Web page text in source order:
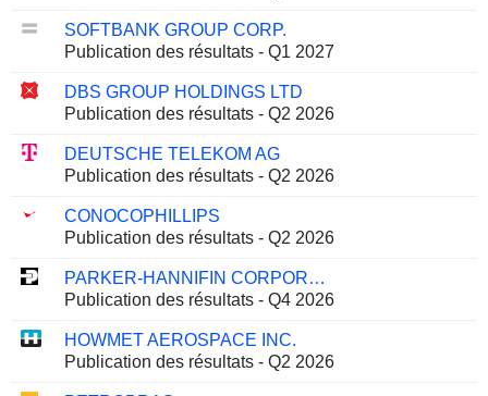
SOFTBANK GROUP CORP.
Publication des résultats - Q1 2027
DBS GROUP HOLDINGS LTD
Publication des résultats - Q2 2026
DEUTSCHE TELEKOM AG
Publication des résultats - Q2 2026
CONOCOPHILLIPS
Publication des résultats - Q2 2026
PARKER-HANNIFIN CORPORATION
Publication des résultats - Q4 2026
HOWMET AEROSPACE INC.
Publication des résultats - Q2 2026